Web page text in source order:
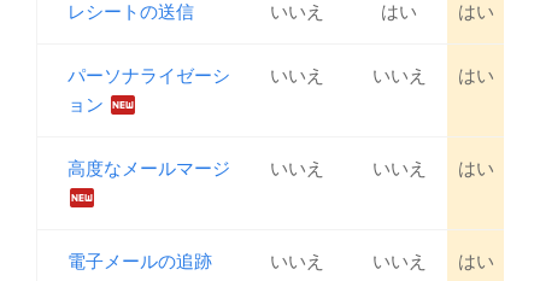
レシートの送信 いいえ はい はい
パーソナライゼーシ
ョン fiber_new
いいえ いいえ はい
高度なメールマージ
fiber_new
いいえ いいえ はい
電子メールの追跡 いいえ いいえ はい